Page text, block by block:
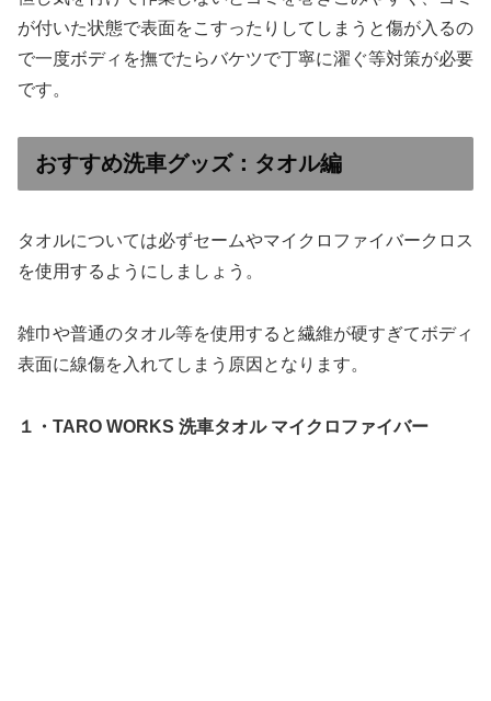
が付いた状態で表面をこすったりしてしまうと傷が入るの
で一度ボディを撫でたらバケツで丁寧に濯ぐ等対策が必要
です。
おすすめ洗車グッズ：タオル編
タオルについては必ずセームやマイクロファイバークロス
を使用するようにしましょう。
雑巾や普通のタオル等を使用すると繊維が硬すぎてボディ
表面に線傷を入れてしまう原因となります。
１・TARO WORKS 洗車タオル マイクロファイバー